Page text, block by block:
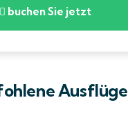
buchen Sie jetzt
Ausflüge